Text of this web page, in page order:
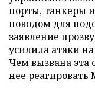
порты, танкеры и
поводом для
заявление
усилила атаки
Чем вызвана эта
нее реагировать